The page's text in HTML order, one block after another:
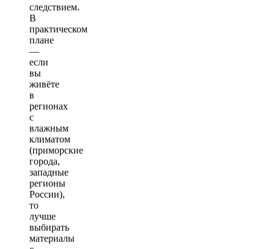
следствием.
В
практическом
плане
—
если
вы
живёте
в
регионах
с
влажным
климатом
(приморские
города,
западные
регионы
России),
то
лучше
выбирать
материалы